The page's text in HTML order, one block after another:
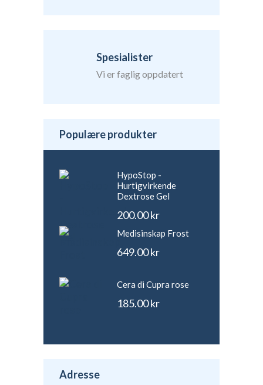
Spesialister
Vi er faglig oppdatert
Populære produkter
HypoStop -
Hurtigvirkende
Dextrose Gel
200.00kr
Medisinskap Frost
649.00kr
Cera di Cupra rose
185.00kr
Adresse